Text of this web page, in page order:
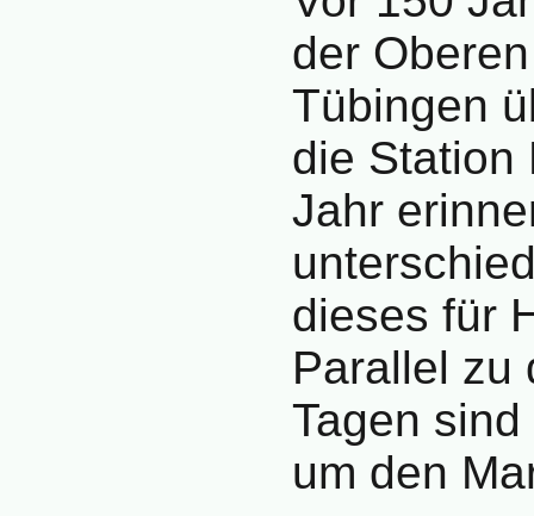
der
Tübingen
die Station
Jahr
dieses für
Parallel zu
Tagen
um den